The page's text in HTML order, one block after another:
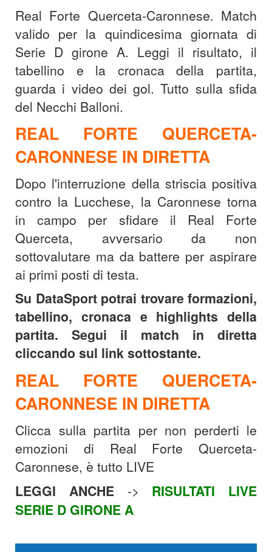
Real Forte Querceta-Caronnese. Match
valido per la quindicesima giornata di
Serie D girone A. Leggi il risultato, il
tabellino e la cronaca della partita,
guarda i video dei gol. Tutto sulla sfida
del Necchi Balloni.
REAL FORTE QUERCETA-
CARONNESE IN DIRETTA
Dopo l'interruzione della striscia positiva
contro la Lucchese, la Caronnese torna
in campo per sfidare il Real Forte
Querceta, avversario da non
sottovalutare ma da battere per aspirare
ai primi posti di testa.
Su DataSport potrai trovare formazioni,
tabellino, cronaca e highlights della
partita. Segui il match in diretta
cliccando sul link sottostante.
REAL FORTE QUERCETA-
CARONNESE IN DIRETTA
Clicca sulla partita per non perderti le
emozioni di Real Forte Querceta-
Caronnese, è tutto LIVE
LEGGI ANCHE-> RISULTATI LIVE
SERIE D GIRONE A